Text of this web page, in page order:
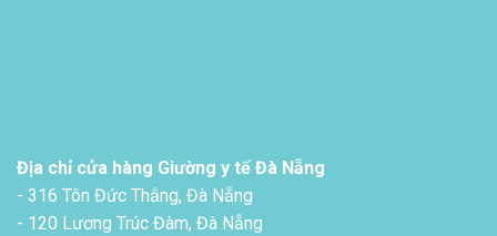
Địa chỉ cửa hàng Giường y tế Đà Nẵng
- 316 Tôn Đức Thắng, Đà Nẵng
- 120 Lương Trúc Đàm, Đà Nẵng